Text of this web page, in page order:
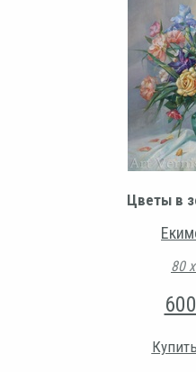
Цветы в
80